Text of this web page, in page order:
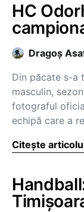
HC
Dragoş
Din păcate s-a
masculin,
fotograful
echipă care a
Citește